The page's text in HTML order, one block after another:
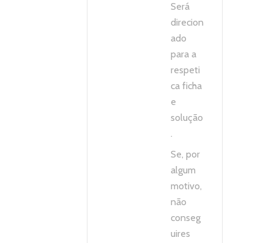
Será
direcion
ado
para a
respeti
ca ficha
e
solução
.
Se, por
algum
motivo,
não
conseg
uires